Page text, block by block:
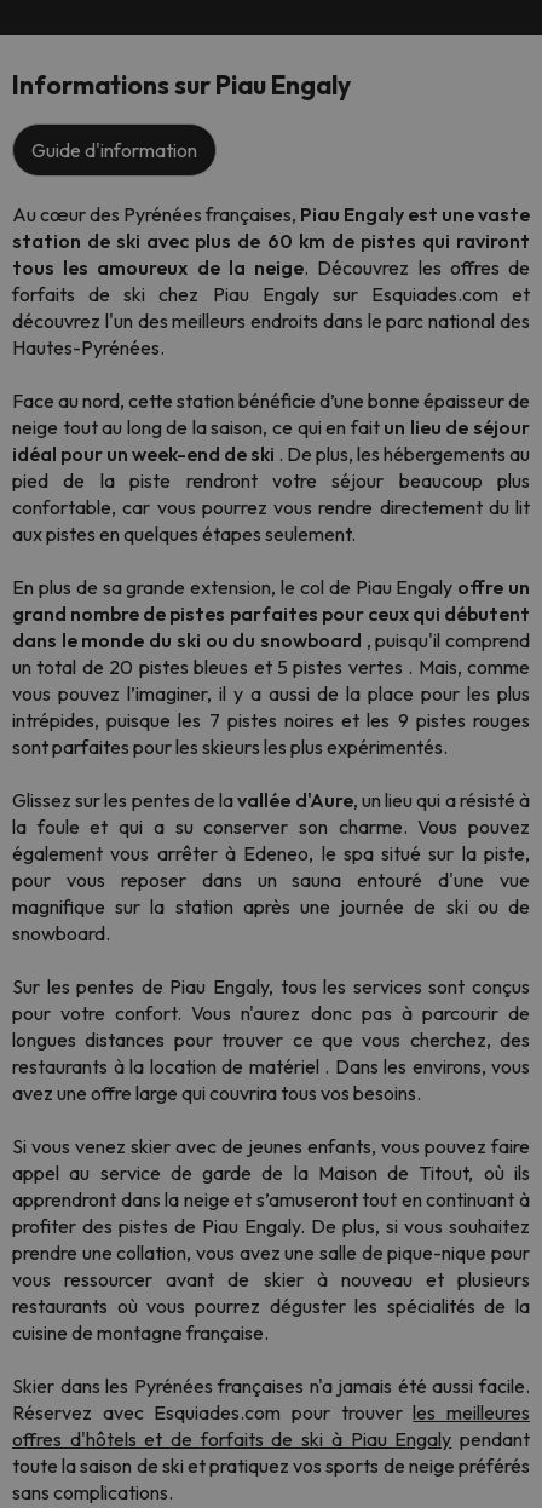
Informations sur Piau Engaly
Guide d'information
Au cœur des Pyrénées françaises, Piau Engaly est une vaste
station de ski avec plus de 60 km de pistes qui raviront
tous les amoureux de la neige. Découvrez les offres de
forfaits de ski chez Piau Engaly sur Esquiades.com et
découvrez l'un des meilleurs endroits dans le parc national des
Hautes-Pyrénées.
Face au nord, cette station bénéficie d’une bonne épaisseur de
neige tout au long de la saison, ce qui en faitun lieu de séjour
idéal pour un week-end de ski . De plus, les hébergements au
pied de la piste rendront votre séjour beaucoup plus
confortable, car vous pourrez vous rendre directement du lit
aux pistes en quelques étapes seulement.
En plus de sa grande extension, le col de Piau Engaly offre un
grand nombre de pistes parfaites pour ceux qui débutent
dans le monde du ski ou du snowboard , puisqu'il comprend
un total de 20 pistes bleues et 5 pistes vertes . Mais, comme
vous pouvez l’imaginer, il y a aussi de la place pour les plus
intrépides, puisque les 7 pistes noires et les 9 pistes rouges
sont parfaites pour les skieurs les plus expérimentés.
Glissez sur les pentes de lavallée d'Aure, un lieu qui a résisté à
la foule et qui a su conserver son charme. Vous pouvez
également vous arrêter à Edeneo, le spa situé sur la piste,
pour vous reposer dans un sauna entouré d'une vue
magnifique sur la station après une journée de ski ou de
snowboard.
Sur les pentes de Piau Engaly, tous les services sont conçus
pour votre confort. Vous n'aurez donc pas à parcourir de
longues distances pour trouver ce que vous cherchez, des
restaurants à la location de matériel . Dans les environs, vous
avez une offre large qui couvrira tous vos besoins.
Si vous venez skier avec de jeunes enfants, vous pouvez faire
appel au service de garde de la Maison de Titout, où ils
apprendront dans la neige et s’amuseront tout en continuant à
profiter des pistes de Piau Engaly. De plus, si vous souhaitez
prendre une collation, vous avez une salle de pique-nique pour
vous ressourcer avant de skier à nouveau et plusieurs
restaurants où vous pourrez déguster les spécialités de la
cuisine de montagne française.
Skier dans les Pyrénées françaises n'a jamais été aussi facile.
Réservez avec Esquiades.com pour trouverles meilleures
offres d'hôtels et de forfaits de ski à Piau Engaly pendant
toute la saison de ski et pratiquez vos sports de neige préférés
sans complications.